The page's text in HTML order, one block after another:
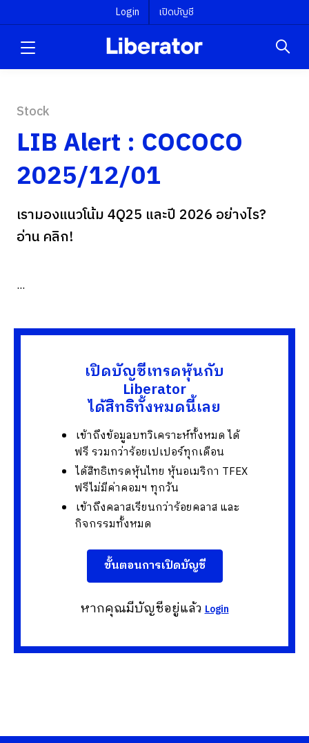
Login เปิดบัญชี
Stock
LIB Alert : COCOCO
2025/12/01
เรามองแนวโน้ม 4Q25 และปี 2026 อย่างไร?
อ่าน คลิก!
...
เปิดบัญชีเทรดหุ้นกับ
Liberator
ได้สิทธิทั้งหมดนี้เลย
เข้าถึงข้อมูลบทวิเคราะห์ทั้งหมด ได้
ฟรี รวมกว่าร้อยเปเปอร์ทุกเดือน
ได้สิทธิเทรดหุ้นไทย หุ้นอเมริกา TFEX
ฟรีไม่มีค่าคอมฯ ทุกวัน
เข้าถึงคลาสเรียนกว่าร้อยคลาส และ
กิจกรรมทั้งหมด
ขั้นตอนการเปิดบัญชี
หากคุณมีบัญชีอยู่แล้วLogin